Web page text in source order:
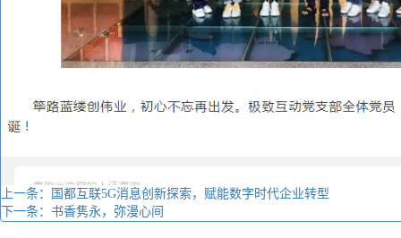
上一条：国都互联5G消息创新探索，赋能数字时代企业转型
下一条：书香隽永，弥漫心间